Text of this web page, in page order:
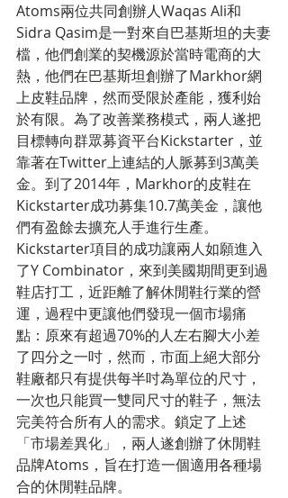
Atoms兩位共同創辦人Waqas Ali和
Sidra Qasim是一對來自巴基斯坦的夫妻
檔，他們創業的契機源於當時電商的大
熱，他們在巴基斯坦創辦了Markhor網
上皮鞋品牌，然而受限於產能，獲利始
於有限。為了改善業務模式，兩人遂把
目標轉向群眾募資平台Kickstarter，並
靠著在Twitter上連結的人脈募到3萬美
金。到了2014年，Markhor的皮鞋在
Kickstarter成功募集10.7萬美金，讓他
們有盈餘去擴充人手進行生產。
Kickstarter項目的成功讓兩人如願進入
了Y Combinator，來到美國期間更到過
鞋店打工，近距離了解休閒鞋行業的營
運，過程中更讓他們發現一個市場痛
點：原來有超過70%的人左右腳大小差
了四分之一吋，然而，市面上絕大部分
鞋廠都只有提供每半吋為單位的尺寸，
一次也只能買一雙同尺寸的鞋子，無法
完美符合所有人的需求。鎖定了上述
「市場差異化」，兩人遂創辦了休閒鞋
品牌Atoms，旨在打造一個適用各種場
合的休閒鞋品牌。